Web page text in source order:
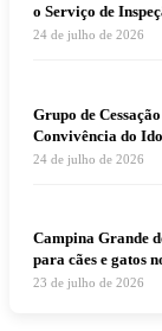
o Serviço de
24 de julho de 2026
Grupo de
Convivência do
24 de julho de 2026
Campina Grande
para cães e gatos
23 de julho de 2026